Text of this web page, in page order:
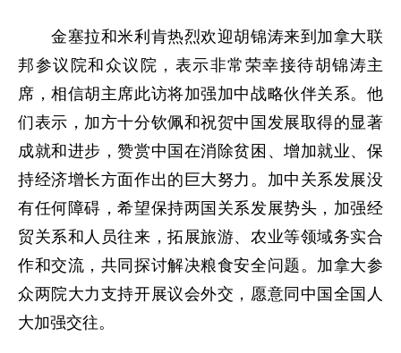
金塞拉和米利肯热烈欢迎胡锦涛来到加拿大联
邦参议院和众议院，表示非常荣幸接待胡锦涛主
席，相信胡主席此访将加强加中战略伙伴关系。他
们表示，加方十分钦佩和祝贺中国发展取得的显著
成就和进步，赞赏中国在消除贫困、增加就业、保
持经济增长方面作出的巨大努力。加中关系发展没
有任何障碍，希望保持两国关系发展势头，加强经
贸关系和人员往来，拓展旅游、农业等领域务实合
作和交流，共同探讨解决粮食安全问题。加拿大参
众两院大力支持开展议会外交，愿意同中国全国人
大加强交往。